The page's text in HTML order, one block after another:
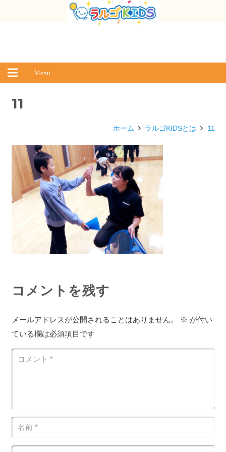
Menu
11
ホーム ラルゴKIDSとは 11
コメントを残す
メールアドレスが公開されることはありません。 ※ が付い
ている欄は必須項目です